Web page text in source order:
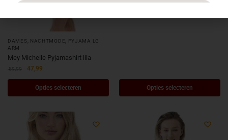
DAMES NACHTMODE
PYJAMA LG
ARM
Mey Michelle Pyjamashirt lila
59,99 47,99
Opties selecteren Opties selecteren